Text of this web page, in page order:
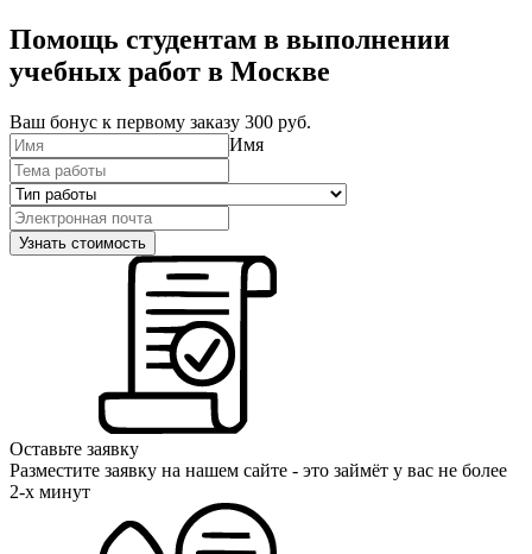
Помощь студентам в выполнении
учебных работ в Москве
Ваш бонус к первому заказу 300 руб.
Имя
Оставьте заявку
Разместите заявку на нашем сайте - это займёт у вас не более
2-х минут